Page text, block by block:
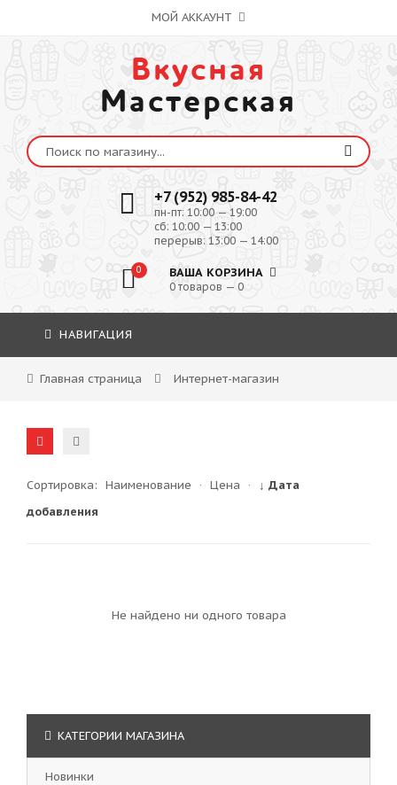
МОЙ АККАУНТ
Вкусная
Мастерская
+7 (952) 985-84-42
пн-пт: 10:00 — 19:00
сб: 10:00 — 13:00
перерыв: 13:00 — 14:00
0 ВАША КОРЗИНА
0 товаров — 0
НАВИГАЦИЯ
Главная страница Интернет-магазин
Сортировка: Наименование · Цена ·
↓ Дата
добавления
Не найдено ни одного товара
КАТЕГОРИИ МАГАЗИНА
Новинки